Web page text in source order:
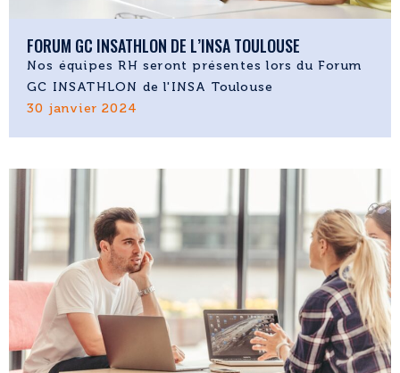
FORUM GC INSATHLON DE L’INSA TOULOUSE
Nos équipes RH seront présentes lors du Forum
GC INSATHLON de l'INSA Toulouse
30 janvier 2024